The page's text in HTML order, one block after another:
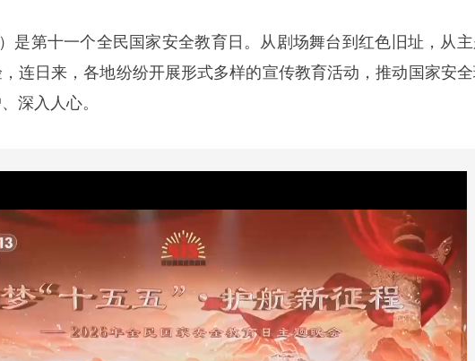
是第十一个全民国家安全教育日。从剧场舞台到红色旧址，从
连日来，各地纷纷开展形式多样的宣传教育活动，推动国家安
深入人心。